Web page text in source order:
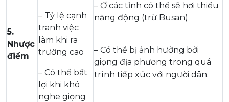
5.
Nhược
điểm
– Tỷ lệ cạnh
tranh việc
làm khi ra
trường cao
– Có thể bất
lợi khi khó
nghe giọng
– Ở các tỉnh có thể sẽ hơi thiếu
năng động (trừ Busan)
– Có thể bị ảnh hưởng bởi
giọng địa phương trong quá
trình tiếp xúc với người dân.